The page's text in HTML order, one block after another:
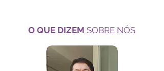
O QUE DIZEM SOBRE NÓS